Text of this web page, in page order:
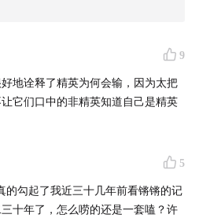
9
地诠释了精英为何会输，因为太把
它们口中的非精英知道自己是精英
5
的勾起了我近三十几年前看锵锵的记
十年了，怎么唠的还是一套嗑？许